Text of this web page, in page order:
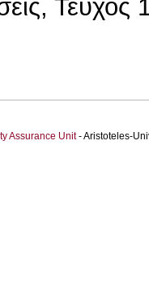
Τεύχος
Assurance Unit- Aristoteles-